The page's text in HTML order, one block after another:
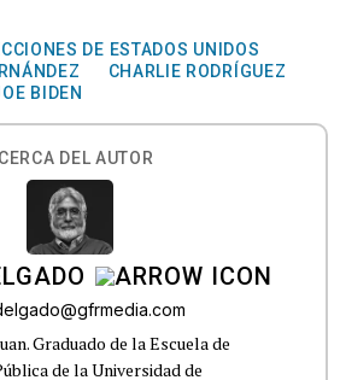
DE ESTADOS UNIDOS
CHARLIE RODRÍGUEZ
BIDEN
DEL AUTOR
Graduado de la Escuela de
de la Universidad de